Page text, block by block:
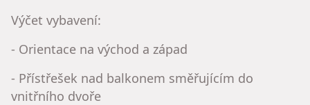
Výčet vybavení:
- Orientace na východ a západ
- Přístřešek nad balkonem směřujícím do
vnitřního dvoře